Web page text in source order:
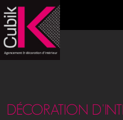
DÉCORATION